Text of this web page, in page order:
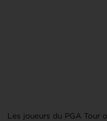
Les joueurs du PGA Tour